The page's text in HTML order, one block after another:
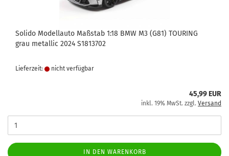
Solido Modellauto Maßstab 1:18 BMW M3 (G81) TOURING
grau metallic 2024 S1813702
Lieferzeit: nicht verfügbar
45,99 EUR
inkl. 19% MwSt. zzgl. Versand
IN DEN WARENKORB